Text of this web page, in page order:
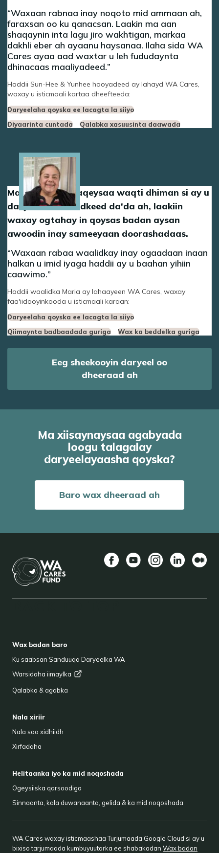
Waxaan rabnaa inay noqoto mid ammaan ah,
faraxsan oo ku qanacsan. Laakin ma aan
shaqaynin inta lagu jiro wakhtigan, markaa
dakhli eber ah ayaanu haysanaa. Ilaha sida WA
Cares ayaa aad waxtar u leh fududaynta
dhinacaas maaliyadeed.
Haddii Sun-Hee & Yunhee hooyadeed ay lahayd WA Cares,
waxay u isticmaali kartaa dheefteeda:
Daryeelaha qoyska ee lacagta la siiyo
Diyaarinta cuntada
Qalabka xasuusinta daawada
Maria waxay shaqeysaa waqti dhiman si ay u
daryeesho waalidkeed da'da ah, laakiin
waxay ogtahay in qoysas badan aysan
awoodin inay sameeyaan doorashadaas.
Waxaan rabaa waalidkay inay ogaadaan inaan
halkan u imid iyaga haddii ay u baahan yihiin
caawimo.
Haddii waalidka Maria ay lahaayeen WA Cares, waxay
faa'iidooyinkooda u isticmaali karaan:
Daryeelaha qoyska ee lacagta la siiyo
Qiimaynta badbaadada guriga
Wax ka beddelka guriga
Image
Eeg sheekooyin daryeel oo
dheeraad ah
Ma xiisaynaysaa agabyada
loogu talagalay
daryeelayaasha qoyska?
Baro wax dheeraad ah
Wax badan baro
Ku saabsan Sanduuqa Daryeelka WA
Warsidaha iimaylka
Qalabka & agabka
Nala xiriir
Nala soo xidhiidh
Xirfadaha
Helitaanka iyo ka mid noqoshada
Ogeysiiska qarsoodiga
Sinnaanta, kala duwanaanta, gelida & ka mid noqoshada
WA Cares waxay isticmaashaa Turjumaada Google Cloud si ay u
bixiso tarjumaada kumbuyuutarka ee shabakadan Wax badan